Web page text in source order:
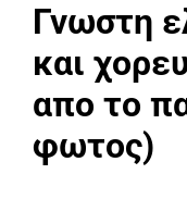
Γνωστη
και
απο το
φωτος)